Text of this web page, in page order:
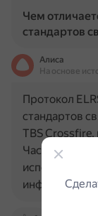
Чем
стандартов
Алиса
На основе
Протокол
стандартов
TBS
Частотный
информации